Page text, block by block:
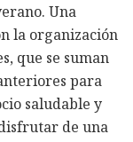
Una
la organización
que se suman
para
saludable y
de una